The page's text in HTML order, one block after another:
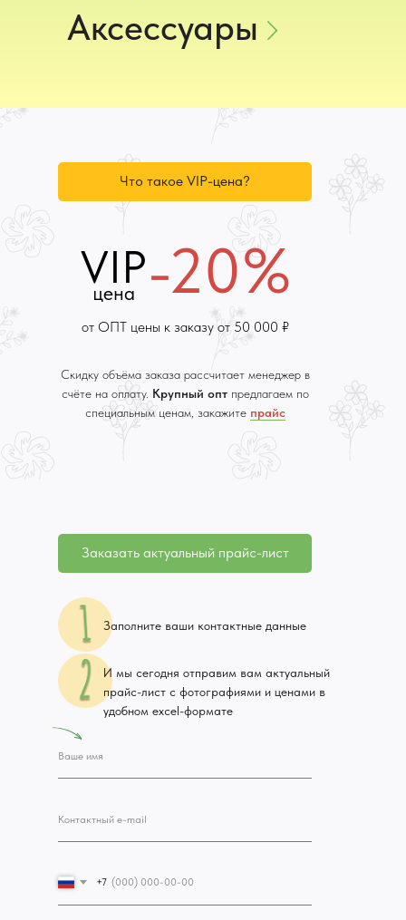
Аксессуары
от ОПТ цены к заказу от 50 000 ₽
-20%
Что такое VIP-цена?
Скидку объёма заказа рассчитает менеджер в
счёте на оплату. Крупный оптпредлагаем по
специальным ценам, закажите прайс
VIP
цена
+7
Заказать актуальный прайс-лист
И мы сегодня отправим вам актуальный
прайс-лист с фотографиями и ценами в
удобном excel-формате
Заполните ваши контактные данные